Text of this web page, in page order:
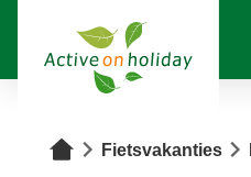
Home Fietsvakanties